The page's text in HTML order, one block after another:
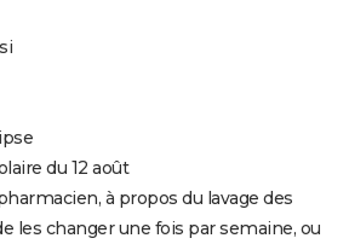
du 12 août
à propos du lavage des
les changer une fois par semaine, ou